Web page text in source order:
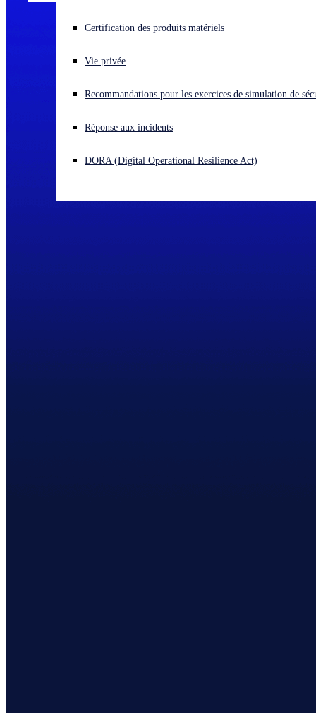
Vous subissez une cyberattaque ? Obtenez une aide immédiate.
Open language switcher
Certification des produits matériels
Vie privée
Recommandations pour les exercices de simulation de
Réponse aux incidents
DORA (Digital Operational Resilience Act)